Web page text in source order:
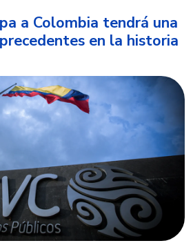
a Colombia tendrá una
en la historia